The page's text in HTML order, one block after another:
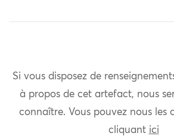
Si vous disposez de
à propos de cet artefact, nous
connaître. Vous pouvez nous les
cliquant ici